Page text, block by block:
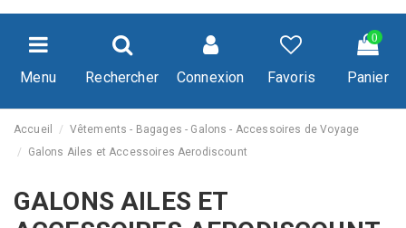
Menu Rechercher Connexion Favoris
0
Panier
Accueil
Vêtements - Bagages - Galons - Accessoires de Voyage
Galons Ailes et Accessoires Aerodiscount
GALONS AILES ET